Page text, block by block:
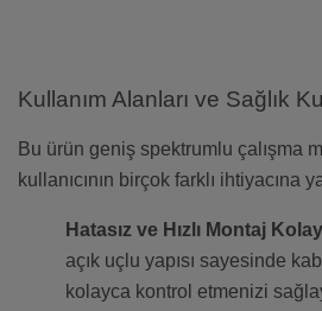
Kullanım Alanları ve Sağlık
Bu ürün geniş spektrumlu çalışma
kullanıcının birçok farklı ihtiyacına
Hatasız ve Hızlı Montaj
açık uçlu yapısı sayesinde
kolayca kontrol etmenizi